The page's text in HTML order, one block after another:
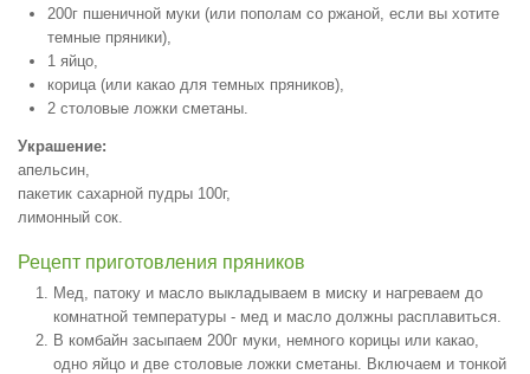
200г пшеничной муки (или пополам со ржаной, если вы хотите
темные пряники),
1 яйцо,
корица (или какао для темных пряников),
2 столовые ложки сметаны.
Украшение:
апельсин,
пакетик сахарной пудры 100г,
лимонный сок.
Рецепт приготовления пряников
Мед, патоку и масло выкладываем в миску и нагреваем до
комнатной температуры - мед и масло должны расплавиться.
В комбайн засыпаем 200г муки, немного корицы или какао,
одно яйцо и две столовые ложки сметаны. Включаем и тонкой